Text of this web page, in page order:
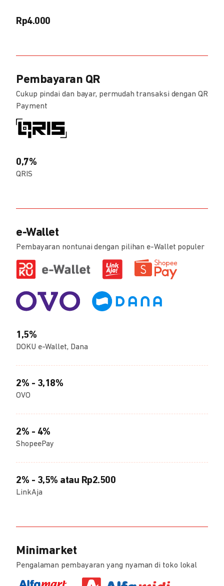
Rp4.000
Pembayaran QR
Cukup pindai dan bayar, permudah transaksi dengan QR
Payment
0,7%
QRIS
e-Wallet
Pembayaran nontunai dengan pilihan e-Wallet populer
1,5%
DOKU e-Wallet, Dana
2% - 3,18%
OVO
2% - 4%
ShopeePay
2% - 3,5% atau Rp2.500
LinkAja
Minimarket
Pengalaman pembayaran yang nyaman di toko lokal